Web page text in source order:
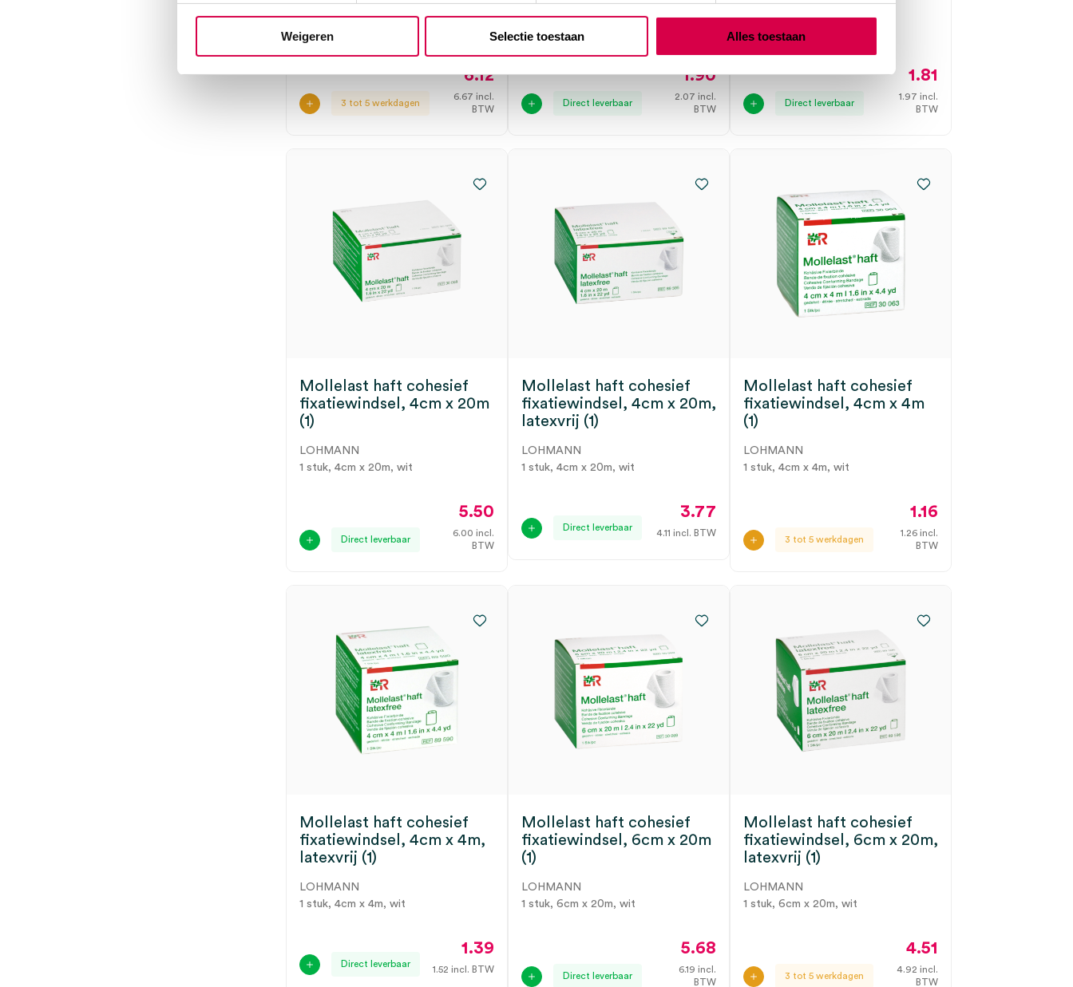
Weigeren Selectie toestaan Alles toestaan
LOHMANN
1 stuk, 10cm x 20m, wit
3 tot 5 werkdagen
6.12
6.67 incl.
BTW
LOHMANN
1 stuk, 10cm x 4m, wit
Direct leverbaar
1.90
2.07 incl.
BTW
1 stuk, 10cm x 4m, wit
Direct leverbaar
1.81
1.97 incl.
BTW
Mollelast haft cohesief
fixatiewindsel, 4cm x 20m
(1)
LOHMANN
1 stuk, 4cm x 20m, wit
Direct leverbaar
5.50
6.00 incl.
BTW
Mollelast haft cohesief
fixatiewindsel, 4cm x 20m,
latexvrij (1)
LOHMANN
1 stuk, 4cm x 20m, wit
Direct leverbaar
3.77
4.11 incl. BTW
Mollelast haft cohesief
fixatiewindsel, 4cm x 4m
(1)
LOHMANN
1 stuk, 4cm x 4m, wit
3 tot 5 werkdagen
1.16
1.26 incl.
BTW
Mollelast haft cohesief
fixatiewindsel, 4cm x 4m,
latexvrij (1)
LOHMANN
1 stuk, 4cm x 4m, wit
Direct leverbaar
1.39
1.52 incl. BTW
Mollelast haft cohesief
fixatiewindsel, 6cm x 20m
(1)
LOHMANN
1 stuk, 6cm x 20m, wit
Direct leverbaar
5.68
6.19 incl.
BTW
Mollelast haft cohesief
fixatiewindsel, 6cm x 20m,
latexvrij (1)
LOHMANN
1 stuk, 6cm x 20m, wit
3 tot 5 werkdagen
4.51
4.92 incl.
BTW